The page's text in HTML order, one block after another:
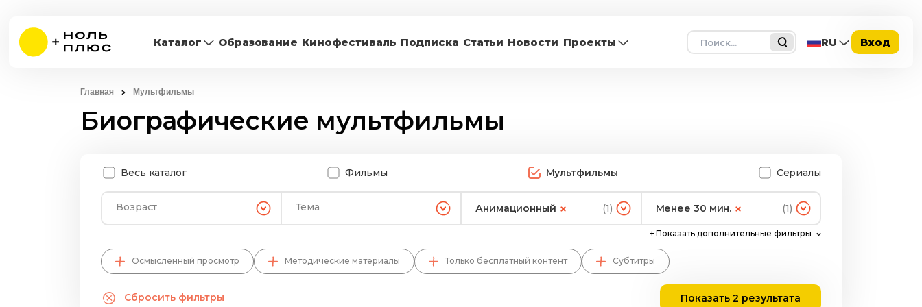
Каталог Образование Кинофестиваль Подписка Статьи Новости Проекты Поиск RU Вход
Главная Мультфильмы
Биографические мультфильмы
Весь каталог Фильмы Мультфильмы Сериалы
Возраст Тема (1)
Анимационный (1)
Менее 30 мин.
+Показать дополнительные фильтры
Осмысленный просмотр Методические материалы Только бесплатный контент Субтитры
Сбросить фильтры Показать 2 результата